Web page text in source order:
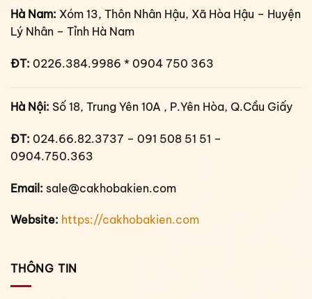
Hà Nam: Xóm 13, Thôn Nhân Hậu, Xã Hòa Hậu – Huyện
Lý Nhân – Tỉnh Hà Nam
ĐT: 0226.384.9986 * 0904 750 363
Hà Nội: Số 18, Trung Yên 10A , P.Yên Hòa, Q.Cầu Giấy
ĐT: 024.66.82.3737 – 091 508 51 51 –
0904.750.363
Email: sale@cakhobakien.com
Website: https://cakhobakien.com
THÔNG TIN